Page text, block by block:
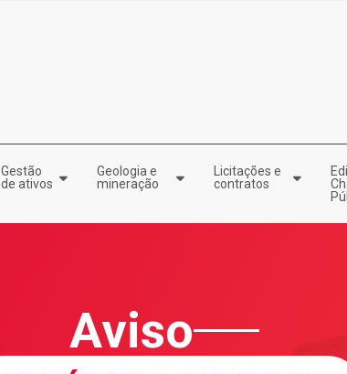
Gestão
de ativos
Geologia e
mineração
Licitações e
contratos
Aviso